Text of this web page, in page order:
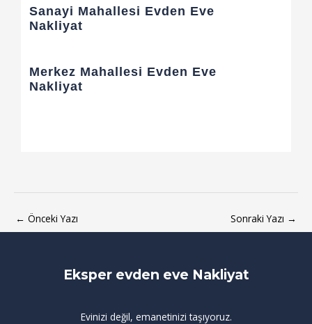
Sanayi Mahallesi Evden Eve
Nakliyat
Merkez Mahallesi Evden Eve
Nakliyat
← Önceki Yazı Sonraki Yazı →
Eksper evden eve Nakliyat
Evinizi değil, emanetinizi taşıyoruz.